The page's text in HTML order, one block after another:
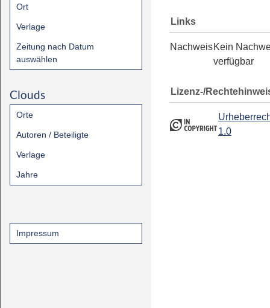
Ort
Verlage
Zeitung nach Datum
auswählen
Clouds
Orte
Autoren / Beteiligte
Verlage
Jahre
Impressum
Links
NachweisKein
verfügbar
Lizenz-/
1.0